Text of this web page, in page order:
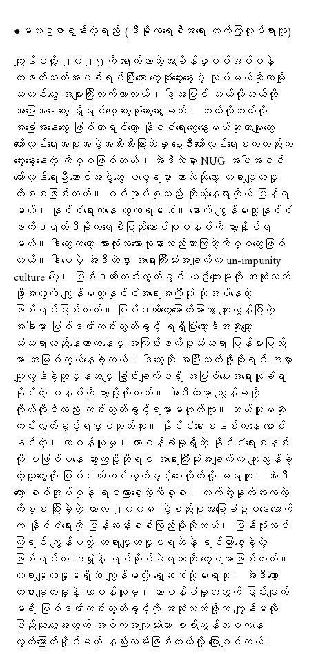
●မသဥ္ဇာရွှန်းလဲ့ရည် (ဒီမိုကရေစီအရေး တက်ကြွလှုပ်ရှားသူ)
ကျွန်မတို့ ၂၀၂၅ကို ရောက်လာတဲ့အချိန်မှာစစ်အုပ်စုနဲ့
တဖက်သတ်အပစ်ရပ်ပြီးတော့ တွေ့ဆုံဆွေးနွေးပွဲ လုပ်မယ်ဆိုတာမျိုး
သတင်းတွေ အများကြီးတက်လာတယ်။ ဒါ့အပြင် ဘယ်လိုဘယ်လို
အခြေအနေတွေ ရှိရင်တော့ တွေ့ဆုံဆွေးနွေးမယ်၊ ဘယ်လိုဘယ်လို
အခြေအနေတွေ ဖြစ်လာရင်တော့ နိုင်ငံရေးဆွေးနွေးမယ်ဆိုတာမျိုးတွေ
တော်လှန်ရေးအစုအဖွဲ့အသီးသီးကြားထဲမှာ နွေဦးတော်လှန်ရေးစကတည်းက
ဆွေးနွေးနေတဲ့ ကိစ္စဖြစ်တယ်။ အဲဒီထဲမှာ NUG အပါအဝင်
တော်လှန်ရေးဦးဆောင်အဖွဲ့တွေ မမေ့ရမှာ ဘာလဲဆိုတော့ တရားမျှတမှု
ကိစ္စဖြစ်တယ်။ စစ်အုပ်စုသည် ကိုယ့်နေရာကိုယ် ပြန်ရ
မယ်၊ နိုင်ငံရေးကနေ ထွက်ရမယ်။ နောက် ကျွန်မတို့နိုင်ငံ
ဖက်ဒရယ်ဒီမိုကရေစီပြည်ထောင်စုစနစ်ကို သွားနိုင်ရ
မယ်။ ဒါတွေကတော့ အားလုံးသဘောတူနားလည်ထားကြတဲ့ကိစ္စတွေဖြစ်
တယ်။ ဒါပေမဲ့ အဲဒီထဲမှာ အရေးကြီးဆုံးအချက်က un-impunity
culture ပေါ့။ ပြစ်ဒဏ်ကင်းလွှတ်ခွင့် ယဥ်ကျေးမှုကို အဆုံးသတ်
ဖို့အတွက် ကျွန်မတို့နိုင်ငံအရေးအကြီးဆုံး လိုအပ်နေတဲ့
ဖြစ်ရပ်ဖြစ်တယ်။ ပြစ်ဒဏ်တွေမြောက်မြားစွာ ကျူးလွန်ပြီးတဲ့
အခါမှာ ပြစ်ဒဏ်ကင်းလွတ်ခွင့် ရရှိပြီးတော့ဒီအဆိုးကျော့
သံသရာလည်နေတာကနေမှ အကြမ်းဖက်မှုသံသရာ မြန်မာပြည်
မှာ အမြစ်တွယ်နေခဲ့တယ်။ ဒါတွေကို အပြီးသတ်ဖို့ဆိုရင် အမှား
ကျူးလွန်ခဲ့သူမှန်သမျှ ခြွင်းချက်မရှိ အပြစ်ပေးအရေးယူခံရ
နိုင်တဲ့ စနစ်ကို သွားဖို့လိုတယ်။ အဲဒီထဲမှာ ကျွန်မတို့
ကိုယ်တိုင်လည်း ကင်းလွတ်ခွင့်ရမှာမဟုတ်ဘူး။ ဘယ်သူမဆို
ကင်းလွတ်ခွင့်ရမှာမဟုတ်ဘူး။ နိုင်ငံရေးစနစ်ကနေ မောင်း
နှင်တဲ့၊ တာဝန်ယူမှု၊ တာဝန်ခံမှုရှိတဲ့ နိုင်ငံရေးစနစ်
ကို မဖြစ်မနေ သွားကြဖို့ဆိုရင် အရေးကြီးဆုံးအချက်က ကျူးလွန်ခဲ့
တဲ့သူတွေကို ပြစ်ဒဏ်ကင်းလွတ်ခွင့်ပေးလိုက်လို့ မရဘူး။ အဲဒီ
တော့ စစ်အုပ်စုနဲ့ ရင်ကြားစေ့တဲ့ကိစ္စ၊ လက်ဆွဲနှုတ်ဆက်တဲ့
ကိစ္စ ပြီးခဲ့တဲ့ ကာလ ၂၀၀၈ ဖွဲ့စည်းပုံအခြေခံဥပဒေအောက်
က နိုင်ငံရေးကို ပြန်ဆန်းစစ်ကြည့်ဖို့လိုတယ်။ ပြန်သုံးသပ်
ကြရင် ကျွန်မတို့ တရားမျှတမှုမရဘဲနဲ့ ရင်ကြားစေ့ခဲ့တဲ့
ဖြစ်ရပ်က အရှုံးနဲ့ ရင်ဆိုင်ခဲ့ရတာကို တွေ့ရမှာဖြစ်တယ်။
တရားမျှတမှုမရှိဘဲ ကျွန်မတို့ ရှေ့ဆက်လို့မရဘူး။ အဲဒီတော့
တရားမျှတမှုနဲ့ တာဝန်ယူမှု၊ တာဝန်ခံမှုအတွက် ခြွင်းချက်
မရှိ ပြစ်ဒဏ်ကင်းလွတ်ခွင့်ကို အဆုံးသတ်ဖို့က ကျွန်မတို့
ပြည်သူတွေအတွက် အဓိကအကျဆုံးသော စစ်ကျွန်ဘဝကနေ
လွတ်မြောက်နိုင်မယ့် နည်းလမ်းဖြစ်တယ်လို့ ပြောချင်တယ်။